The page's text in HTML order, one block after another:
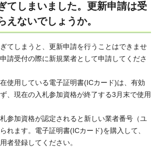
てしまいました。更新申請は受
えないでしょうか。
てしまうと、更新申請を行うことはできませ
請受付の際に新規業者として申請してくださ
使用している電子証明書(ICカード)は、有効
、現在の入札参加資格が終了する3月末で使用
参加資格が認定されると新しい業者番号（ユ
れます。電子証明書(ICカード)を購入して、
者登録してください。